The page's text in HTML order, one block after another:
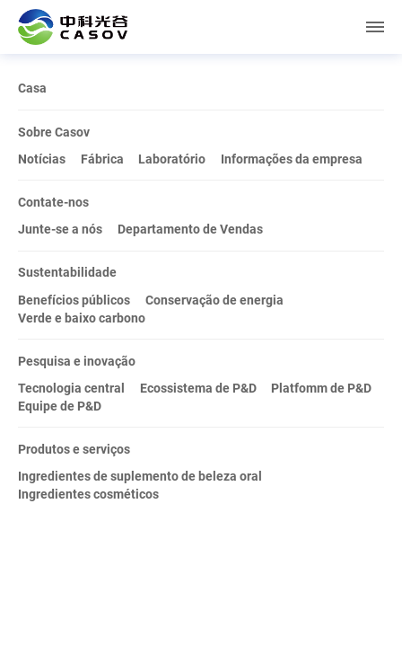
Casa
Sobre Casov
Notícias
Fábrica Laboratório Informações da empresa
Contate-nos
Junte-se a nós
Departamento de Vendas
Sustentabilidade
Benefícios públicos
Conservação de energia
Verde e baixo carbono
Pesquisa e inovação
Tecnologia central
Ecossistema de P&D
Platfomm de P&D
Equipe de P&D
Produtos e serviços
Ingredientes de suplemento de beleza oral
Ingredientes cosméticos